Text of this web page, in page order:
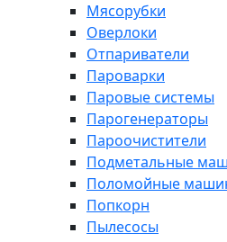
Мясорубки
Оверлоки
Отпариватели
Пароварки
Паровые системы
Парогенераторы
Пароочистители
Подметальные
Поломойные
Попкорн
Пылесосы